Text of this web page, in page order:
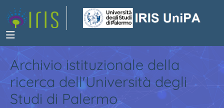
Archivio istituzionale della
ricerca dell'Università degli
Studi di Palermo